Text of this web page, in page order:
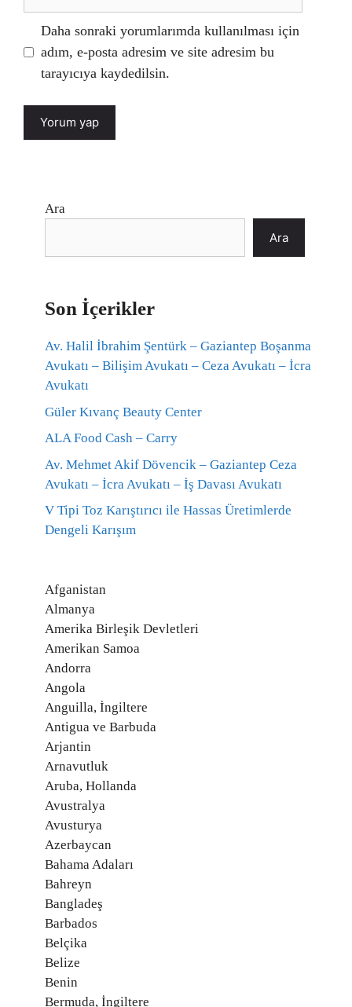
Daha sonraki yorumlarımda kullanılması için
adım, e-posta adresim ve site adresim bu
tarayıcıya kaydedilsin.
Ara
Ara
Son İçerikler
Av. Halil İbrahim Şentürk – Gaziantep Boşanma
Avukatı – Bilişim Avukatı – Ceza Avukatı – İcra
Avukatı
Güler Kıvanç Beauty Center
ALA Food Cash – Carry
Av. Mehmet Akif Dövencik – Gaziantep Ceza
Avukatı – İcra Avukatı – İş Davası Avukatı
V Tipi Toz Karıştırıcı ile Hassas Üretimlerde
Dengeli Karışım
Afganistan
Almanya
Amerika Birleşik Devletleri
Amerikan Samoa
Andorra
Angola
Anguilla, İngiltere
Antigua ve Barbuda
Arjantin
Arnavutluk
Aruba, Hollanda
Avustralya
Avusturya
Azerbaycan
Bahama Adaları
Bahreyn
Bangladeş
Barbados
Belçika
Belize
Benin
Bermuda, İngiltere